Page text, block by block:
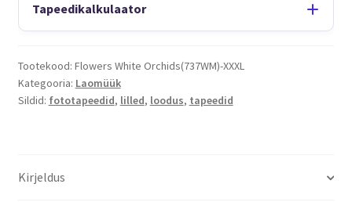
Tapeedikalkulaator
Tootekood: Flowers White Orchids(737WM)-XXXL
Kategooria: Laomüük
Sildid: fototapeedid, lilled, loodus, tapeedid
Kirjeldus